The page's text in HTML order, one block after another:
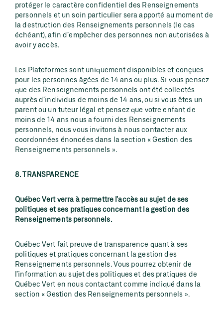
protéger le caractère confidentiel des Renseignements
personnels et un soin particulier sera apporté au moment de
la destruction des Renseignements personnels (le cas
échéant), afin d’empêcher des personnes non autorisées à
avoir y accès.
Les Plateformes sont uniquement disponibles et conçues
pour les personnes âgées de 14 ans ou plus. Si vous pensez
que des Renseignements personnels ont été collectés
auprès d’individus de moins de 14 ans, ou si vous êtes un
parent ou un tuteur légal et pensez que votre enfant de
moins de 14 ans nous a fourni des Renseignements
personnels, nous vous invitons à nous contacter aux
coordonnées énoncées dans la section « Gestion des
Renseignements personnels ».
8. TRANSPARENCE
Québec Vert verra à permettre l’accès au sujet de ses
politiques et ses pratiques concernant la gestion des
Renseignements personnels.
Québec Vert fait preuve de transparence quant à ses
politiques et pratiques concernant la gestion des
Renseignements personnels. Vous pourrez obtenir de
l’information au sujet des politiques et des pratiques de
Québec Vert en nous contactant comme indiqué dans la
section « Gestion des Renseignements personnels ».